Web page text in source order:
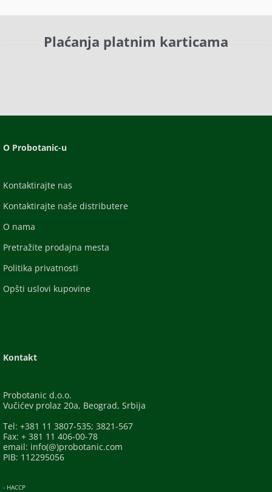
Plaćanja platnim karticama
O Probotanic-u
Kontaktirajte nas
Kontaktirajte naše distributere
O nama
Pretražite prodajna mesta
Politika privatnosti
Opšti uslovi kupovine
Kontakt
Probotanic d.o.o.
Vučićev prolaz 20a, Beograd, Srbija
Tel: +381 11 3807-535; 3821-567
Fax: + 381 11 406-00-78
email: info(@)probotanic.com
PIB: 112295056
- HACCP